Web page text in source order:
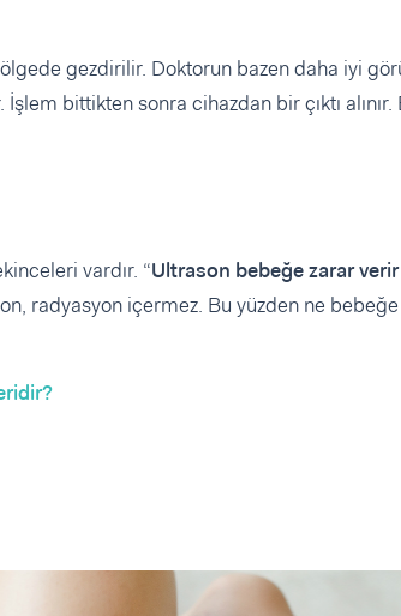
gezdirilir. Doktorun bazen daha iyi
bittikten sonra cihazdan bir çıktı
vardır. “Ultrason bebeğe zarar
radyasyon içermez. Bu yüzden ne